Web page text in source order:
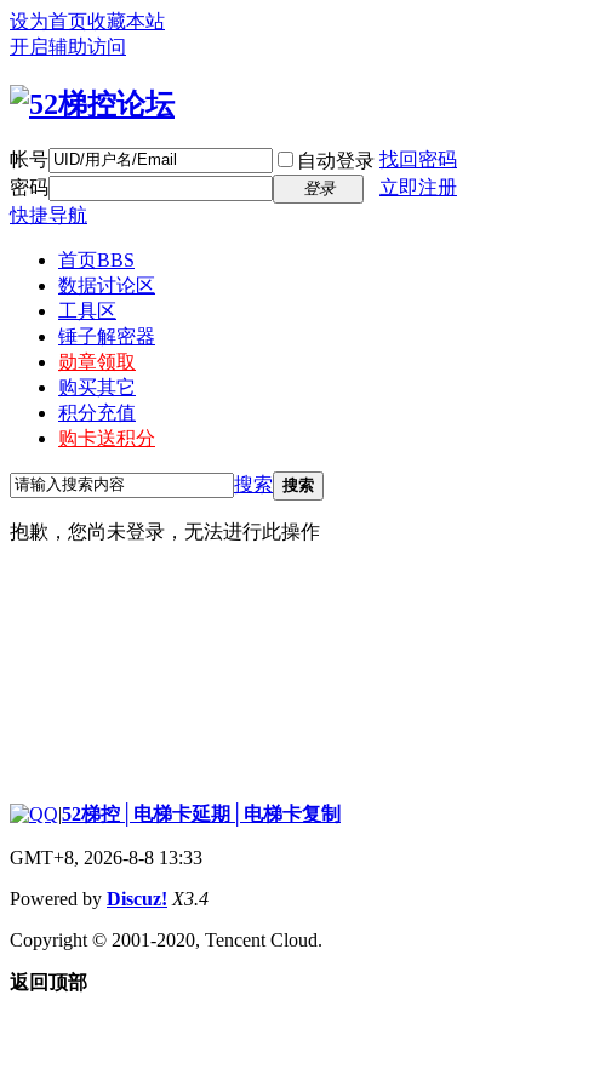
设为首页收藏本站
开启辅助访问
帐号 自动登录 找回密码
密码
登录
立即注册
快捷导航
首页BBS
数据讨论区
工具区
锤子解密器
勋章领取
购买其它
积分充值
购卡送积分
搜索 搜索
抱歉，您尚未登录，无法进行此操作
|52梯控│电梯卡延期│电梯卡复制
GMT+8, 2026-8-8 13:33
Powered by Discuz! X3.4
Copyright © 2001-2020, Tencent Cloud.
返回顶部